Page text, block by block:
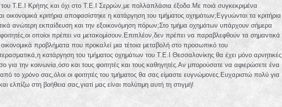
Τ.Ε.Ι Κρήτης και όχι στο Τ.Ε.Ι Σερρών,με πολλαπλάσια έξοδα.Με ποιά συγκεκριμένα
οικονομικά κριτήρια αποφασίστηκε η κατάργηση του τμήματος οχημάτων;Εγγυώνται τα κριτήρια
ανώτερη εκπαίδευση και την εξοικονόμηση πόρων;Στο τμήμα οχημάτων υπάρχουν σήμερα
οποίοι πρέπει να μετακομίσουν.Επιπλέον,δεν πρέπει να παραβλεφθούν τα σημαντικά
οικονομικά προβλήματα που προκαλεί μια τέτοια μεταβολή στο προσωπικό του
κατάργηση του τμήματος οχημάτων του Τ.Ε.Ι Θεσσαλονίκης θα έχει μόνο αρνητικές
για την κοινωνία,όσο και τους φοιτητές και τους καθηγητές.Αν μπορούσατε να αφιερώσετε ένα
από το χρόνο σας,όλοι οι φοιτητές του τμήματος θα σας είμαστε ευγνώμονες.Ευχαριστώ πολύ για
ελπίζω στη βοήθεια σας,γιατί μας είναι πολύτιμη αυτή τη στιγμή!